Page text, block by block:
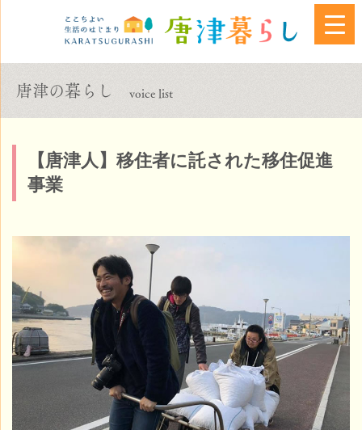
唐津の暮らし voice list
【唐津人】移住者に託された移住促進
事業